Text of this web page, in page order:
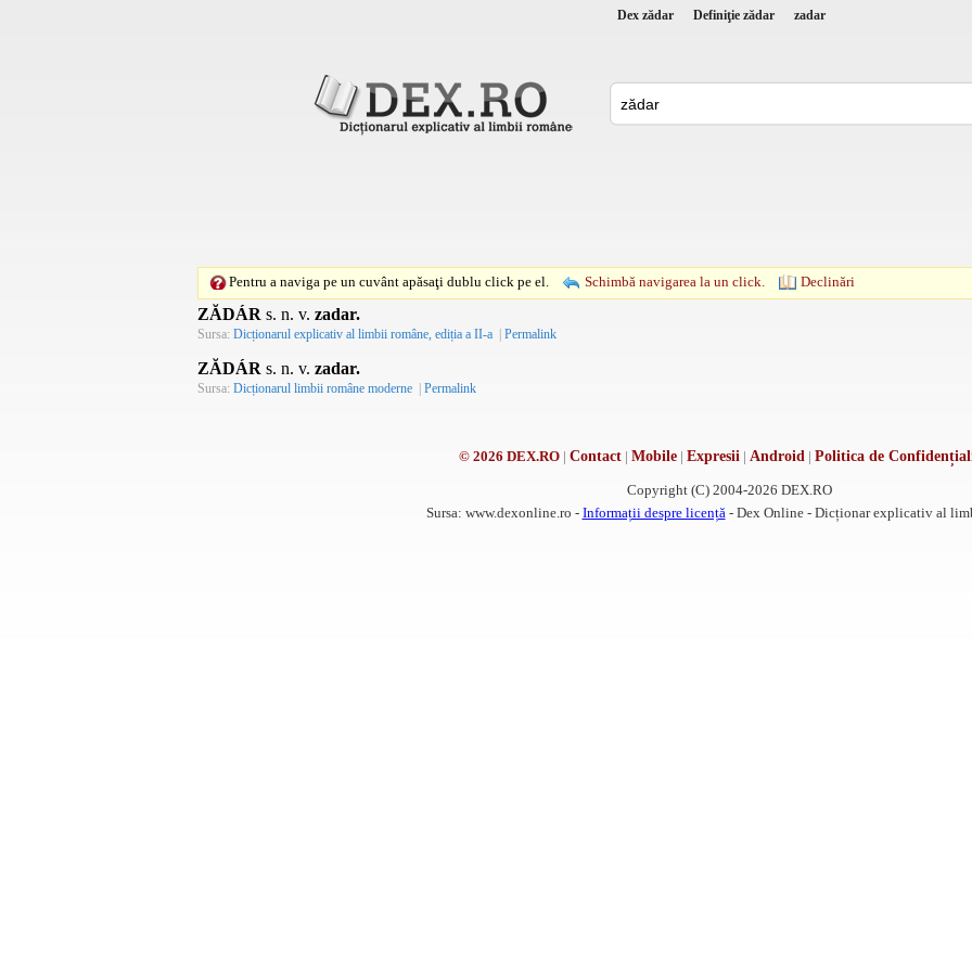
Dex zădar Definiţie zădar zadar
Pentru a naviga pe un cuvânt apăsaţi dublu click pe el. Schimbă navigarea la un click. Declinări
ZĂDÁR s. n. v. zadar.
Sursa: Dicționarul explicativ al limbii române, ediția a II-a | Permalink
ZĂDÁR s. n. v. zadar.
Sursa: Dicționarul limbii române moderne | Permalink
© 2026 DEX.RO| Contact| Mobile| Expresii | Android | Politica de
Copyright (C) 2004-2026 DEX.RO
Sursa: www.dexonline.ro - Informații despre licență - Dex Online - Dicționar explicativ al